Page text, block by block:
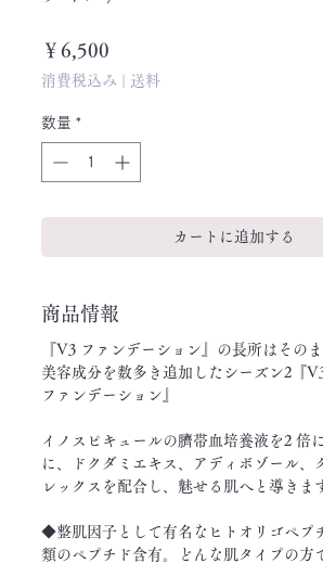
￥6,500
格
消費税込み | 送料
数量 *
カートに追加する
商品情報
『V3 ファンデーション』の長所はその
美容成分を数多き追加したシーズン2『
ファンデーション』
イノスピキュールの臍帯血培養液を2 倍
に、ドクダミエキス、アディボゾール、
レックスを配合し、魅せる肌へと導きま
◆整肌因子として有名なヒトオリゴペプ
類のペプチド含有。どんな肌タイプの方